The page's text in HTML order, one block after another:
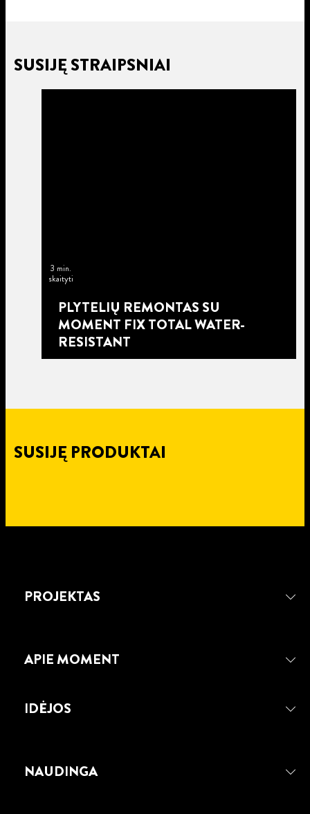
SUSIJĘ STRAIPSNIAI
3 min.
skaityti
PLYTELIŲ REMONTAS SU
MOMENT FIX TOTAL WATER-
RESISTANT
SUSIJĘ PRODUKTAI
PROJEKTAS
APIE MOMENT
IDĖJOS
NAUDINGA